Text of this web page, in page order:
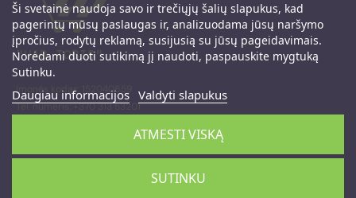
Ši svetainė naudoja savo ir trečiųjų šalių slapukus, kad
pagerintų mūsų paslaugas ir, analizuodama jūsų naršymo
įpročius, rodytų reklamą, susijusią su jūsų pageidavimais.
Norėdami duoti sutikimą jį naudoti, paspauskite mygtuką
Sutinku.
Daugiau informacijos Valdyti slapukus
ATMESTI VISKĄ
SUTINKU
"UAB TOBIS"
Įmonės kodas: 152040659
Tel. numeris: +370 313 53201